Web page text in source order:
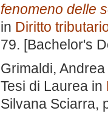
fenomeno delle
in Diritto
79. [Bachelor's
Grimaldi, Andrea
Tesi di Laurea in
Silvana Sciarra,